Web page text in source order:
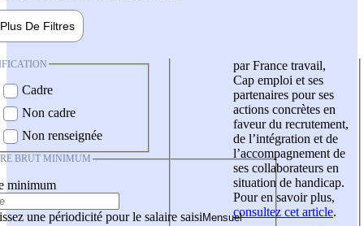
Plus De Filtres
Cadre
Non cadre
Non renseignée
BRUT MINIMUM
minimum
une périodicité pour le salaire saisi
par France travail,
Cap emploi et ses
partenaires pour ses
actions concrètes en
faveur du recrutement,
de l’intégration et de
l’accompagnement de
ses collaborateurs en
situation de handicap.
Pour en savoir plus,
consultez cet article.